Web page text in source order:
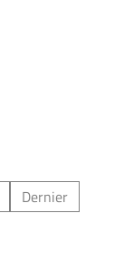
Dernier